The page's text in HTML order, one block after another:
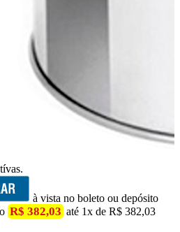
à vista no boleto ou depósito
R$ 382,03 até 1x de R$ 382,03